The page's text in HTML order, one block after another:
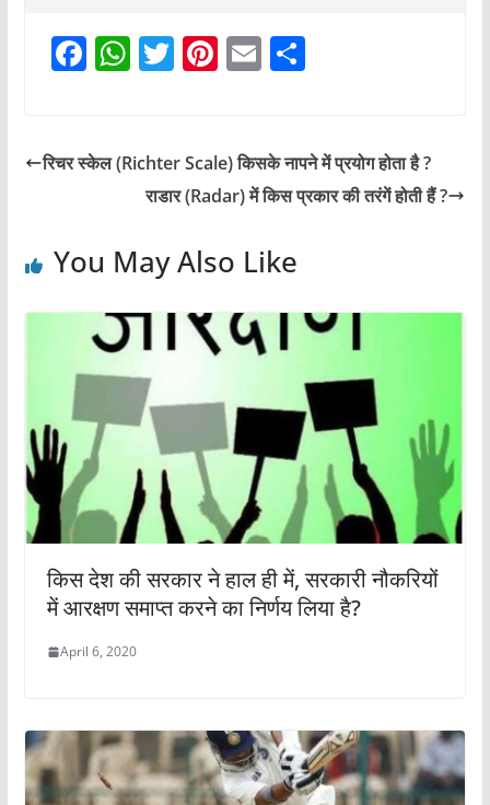
F
a
e
o
W
h
s
A
p
T
w
er
Pi
nt
e
st
E
m
l
S
e
रिचर स्केल (Richter Scale) किसके नापने में प्रयोग होता है ?
राडार (Radar) में किस प्रकार की तरंगें होती हैं ?
You May Also Like
किस देश की सरकार ने हाल ही में, सरकारी नौकरियों
में आरक्षण समाप्त करने का निर्णय लिया है?
April 6, 2020